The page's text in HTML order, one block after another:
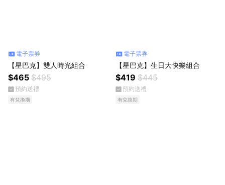
電子票券
【星巴克】雙人時光組合
$465 $495
預約送禮
有兌換期
電子票券
【星巴克】生日大快樂組合
$419 $445
預約送禮
有兌換期